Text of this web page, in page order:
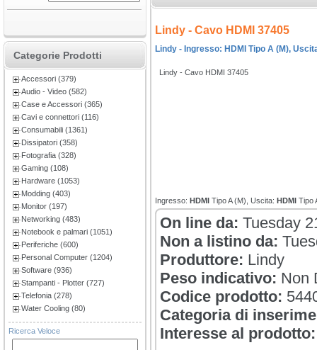
Categorie Prodotti
Accessori (379)
Audio - Video (582)
Case e Accessori (365)
Cavi e connettori (116)
Consumabili (1361)
Dissipatori (358)
Fotografia (328)
Gaming (108)
Hardware (1053)
Modding (403)
Monitor (197)
Networking (483)
Notebook e palmari (1051)
Periferiche (600)
Personal Computer (1204)
Software (936)
Stampanti - Plotter (727)
Telefonia (278)
Water Cooling (80)
Ricerca Veloce
Lindy - Cavo HDMI 37405
Lindy - Ingresso: HDMI Tipo A (M),
Lindy - Cavo HDMI 37405
Ingresso: HDMI Tipo A (M), Uscita: HDMI Tipo
On line da: Tuesday
Non a listino da:
Produttore: Lindy
Peso indicativo: Non
Codice prodotto:
Categoria di
Interesse al prodotto: